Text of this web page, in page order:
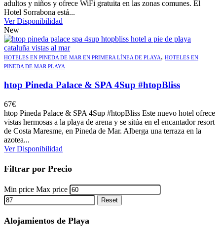
adultos y niños y ofrece WiFi gratuita en las zonas comunes. El
Hotel Sorrabona está...
Ver Disponibilidad
New
HOTELES EN PINEDA DE MAR EN PRIMERA LÍNEA DE PLAYA, HOTELES EN
PINEDA DE MAR PLAYA
htop Pineda Palace & SPA 4Sup #htopBliss
67€
htop Pineda Palace & SPA 4Sup #htopBliss Este nuevo hotel ofrece
vistas hermosas a la playa de arena y se sitúa en el encantador resort
de Costa Maresme, en Pineda de Mar. Alberga una terraza en la
azotea...
Ver Disponibilidad
Filtrar por Precio
Min price Max price
Reset
Alojamientos de Playa